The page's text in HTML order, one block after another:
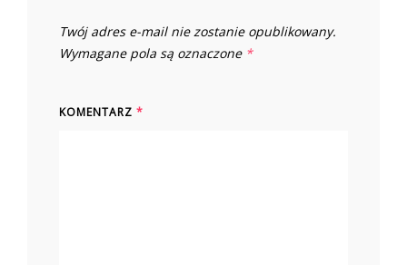
Twój adres e-mail nie zostanie opublikowany.
Wymagane pola są oznaczone *
KOMENTARZ *